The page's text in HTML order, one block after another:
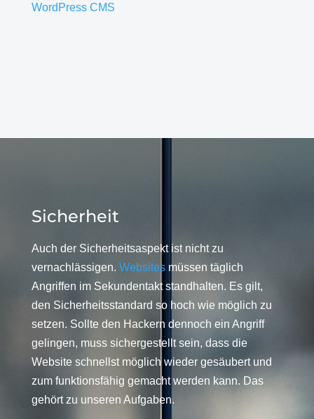
WordPress CMS
Sicherheit
Auch der Sicherheitsaspekt ist nicht zu
vernachlässigen. Websitesmüssen täglich
Angriffen im Sekundentakt standhalten. Es gilt,
den Sicherheitsstandard so hoch wie möglich zu
setzen. Sollte den Hackern dennoch ein Angriff
gelingen, muss sichergestellt sein, dass die
Website schnellst möglich wieder gesäubert und
zum funktionsfähig gemacht werden kann. Das
gehört zu unseren Aufgaben.